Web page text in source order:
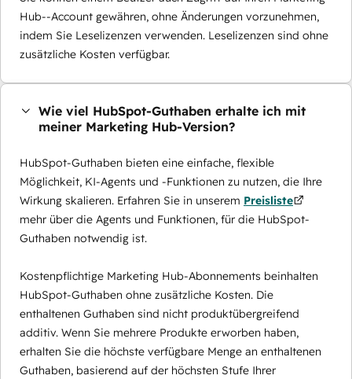
Hub--Account gewähren, ohne Änderungen vorzunehmen,
indem Sie Leselizenzen verwenden. Leselizenzen sind ohne
zusätzliche Kosten verfügbar.
Wie viel HubSpot-Guthaben erhalte ich mit
meiner Marketing Hub-Version?
HubSpot-Guthaben bieten eine einfache, flexible
Möglichkeit, KI-Agents und -Funktionen zu nutzen, die Ihre
Wirkung skalieren. Erfahren Sie in unserem Preisliste
mehr über die Agents und Funktionen, für die HubSpot-
Guthaben notwendig ist.
Kostenpflichtige Marketing Hub-Abonnements beinhalten
HubSpot-Guthaben ohne zusätzliche Kosten. Die
enthaltenen Guthaben sind nicht produktübergreifend
additiv. Wenn Sie mehrere Produkte erworben haben,
erhalten Sie die höchste verfügbare Menge an enthaltenen
Guthaben, basierend auf der höchsten Stufe Ihrer